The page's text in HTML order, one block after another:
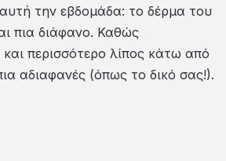
την εβδομάδα: το δέρμα του
πια διάφανο. Καθώς
περισσότερο λίπος κάτω από
αδιαφανές (όπως το δικό σας!).